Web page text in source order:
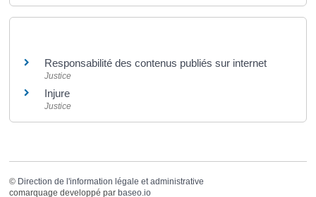
Responsabilité des contenus publiés sur internet
Justice
Injure
Justice
© Direction de l'information légale et administrative
comarquage developpé par baseo.io